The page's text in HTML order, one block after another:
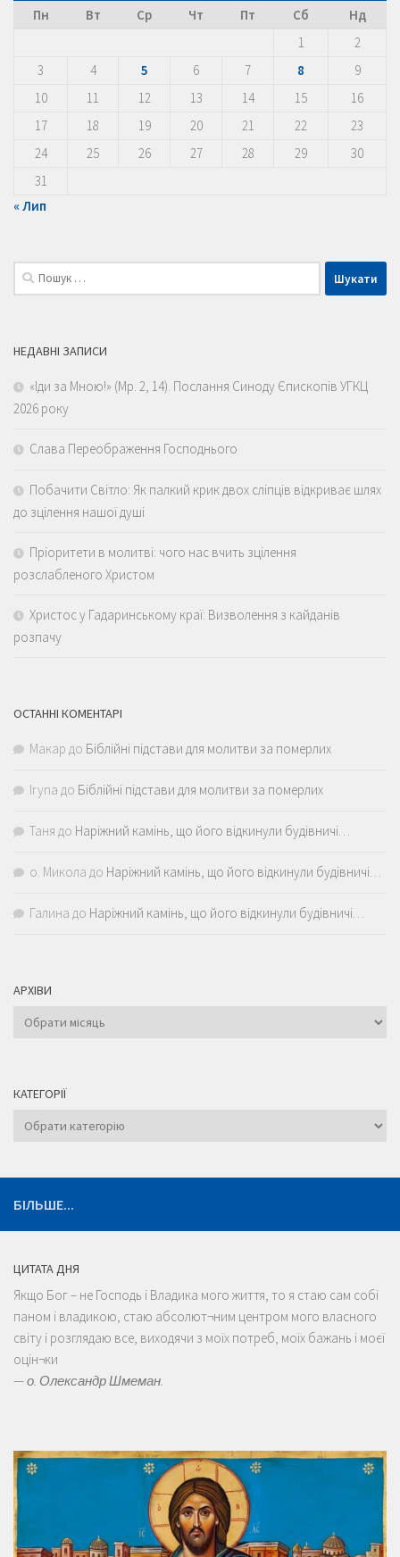
Пн
Вт Ср Чт Пт Сб
Нд
1
2
3
4 5 6 7 8
9
10
11 12 13 14 15
16
17
18 19 20 21 22
23
24
25 26 27 28 29
30
31
« Лип
Пошук:
НЕДАВНІ ЗАПИСИ
«Іди за Мною!» (Мр. 2, 14). Послання Синоду Єпископів УГКЦ
2026 року
Слава Переображення Господнього
Побачити Світло: Як палкий крик двох сліпців відкриває шлях
до зцілення нашої душі
Пріоритети в молитві: чого нас вчить зцілення
розслабленого Христом
Христос у Гадаринському краї: Визволення з кайданів
розпачу
ОСТАННІ КОМЕНТАРІ
Макар до Біблійні підстави для молитви за померлих
Iryna до Біблійні підстави для молитви за померлих
Таня до Наріжний камінь, що його відкинули будівничі…
о. Микола до Наріжний камінь, що його відкинули будівничі…
Галина до Наріжний камінь, що його відкинули будівничі…
АРХІВИ
Архіви
КАТЕГОРІЇ
Категорії
БІЛЬШЕ...
ЦИТАТА ДНЯ
Якщо Бог – не Господь і Владика мого життя, то я стаю сам собі
паном і владикою, стаю абсолют¬ним центром мого власного
світу і розглядаю все, виходячи з моїх потреб, моїх бажань і моєї
оцін¬ки
—о. Олександр Шмеман.